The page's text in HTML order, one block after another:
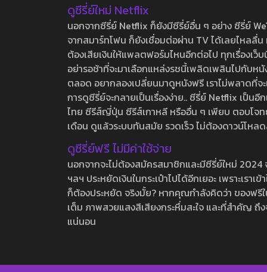
ดูซีรี่ย์ใหม่ Netflix
นอกจากซีรี่ย์ Netflix ก็ยังมีซีรี่ย์อื่น ๆ อย่าง ซีรี่ย์
จากสมาร์ทโฟน ก็ยังเชื่อมต่อผ่าน TV ได้เลยไหลลื่
ต้องเสียเงินให้แพลตฟอร์มไหนอีกต่อไป ทุกเรื่องเว็
อย่ารอช้าที่จะมาเลือกแหล่งรชนี้เพลิดเพลินไปกับห
ตลอด อยากลองเปลี่ยนมาดูหนังฟรี เราไม่พลาดที่
การดูซีรี่ย์จะกลายเป็นเรื่องง่าย.. ซีรี่ย์ Netflix เป็น
ไทย ซีรีส์ญี่ปุ่น ซีรีส์เกาหลี หรืออื่น ๆ เพียบ ตอบโจท
เดือน ดูแล้วระบบทันสมัย รวดเร็ว ไม่ต้องดาวน์โห
ดูซีรี่ย์ฟรี ไม่มีค่าใช้จ่าย
นอกจากจะไม่ต้องสมัครสมาชิกและมีซีรี่ย์ใหม่
ฯลฯ ประหยัดเงินในกระเป๋าไปได้อีกเยอะ เพราะเร
ก็ต้องประหยัด จริงมั้ย? หากคุณกำลังคิดว่า ของฟ
เต็ม ภาพสวยแสงสีเสียงกระหึ่มสะใจ และที่สำคัญ
แน่นอน